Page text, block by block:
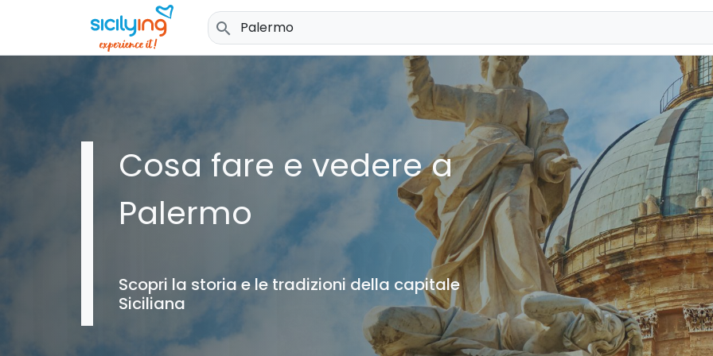
search
Cosa fare e vedere a
Palermo
Scopri la storia e le tradizioni della capitale
Siciliana